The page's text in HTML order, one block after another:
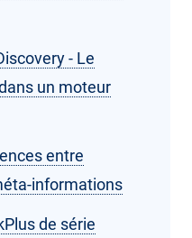
- Le
un moteur
entre
informations
de série